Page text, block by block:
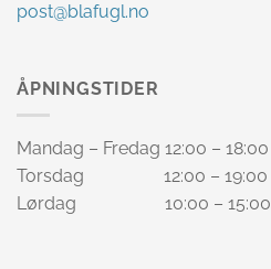
post@blafugl.no
ÅPNINGSTIDER
Mandag – Fredag 12:00 – 18:00
Torsdag 12:00 – 19:00
Lørdag 10:00 – 15:00